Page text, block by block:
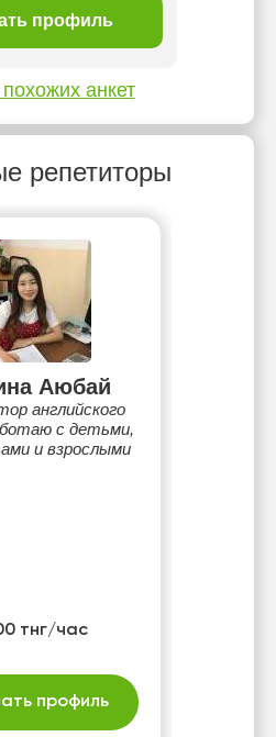
профиль
анкет
репетиторы
Аюбай
английского
с детьми,
и взрослыми
тнг/час
профиль